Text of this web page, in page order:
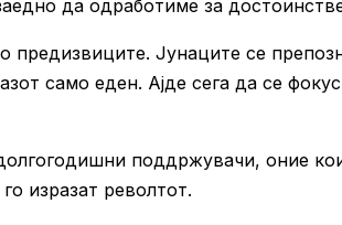
да одработиме за
Јунаците се
само еден. Ајде сега да се
поддржувачи, оние
изразат револтот.